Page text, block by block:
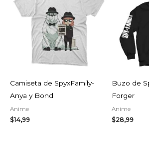
Camiseta de SpyxFamily-
Anya y Bond
Anime
$14,99
Buzo de
Forger
Anime
$28,99